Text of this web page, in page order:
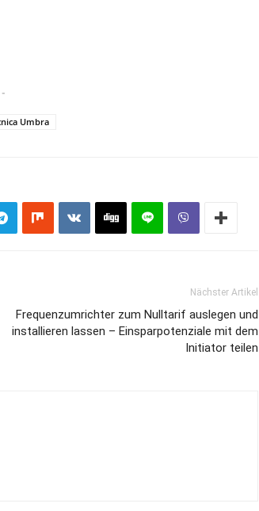
-
Umbra
Nächster Artikel
Frequenzumrichter zum Nulltarif auslegen und
installieren lassen – Einsparpotenziale mit dem
Initiator teilen